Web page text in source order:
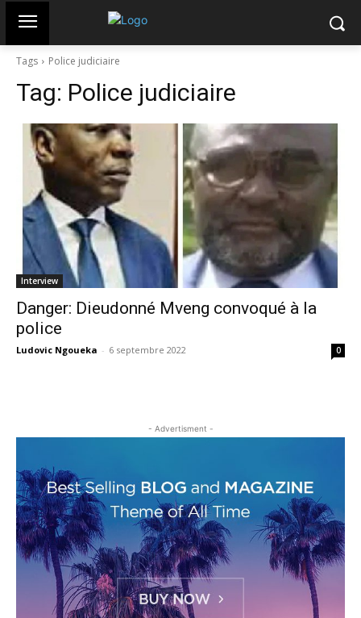
Tags Police judiciaire
Tag: Police judiciaire
Interview
Danger: Dieudonné Mveng convoqué à la
police
Ludovic Ngoueka - 6 septembre 2022 0
- Advertisment -